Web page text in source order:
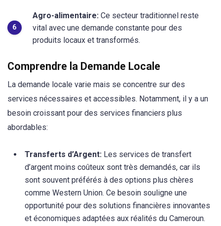
Agro-alimentaire: Ce secteur traditionnel reste
vital avec une demande constante pour des
produits locaux et transformés.
Comprendre la Demande Locale
La demande locale varie mais se concentre sur des
services nécessaires et accessibles. Notamment, il y a un
besoin croissant pour des services financiers plus
abordables:
Transferts d’Argent: Les services de transfert
d’argent moins coûteux sont très demandés, car ils
sont souvent préférés à des options plus chères
comme Western Union. Ce besoin souligne une
opportunité pour des solutions financières innovantes
et économiques adaptées aux réalités du Cameroun.